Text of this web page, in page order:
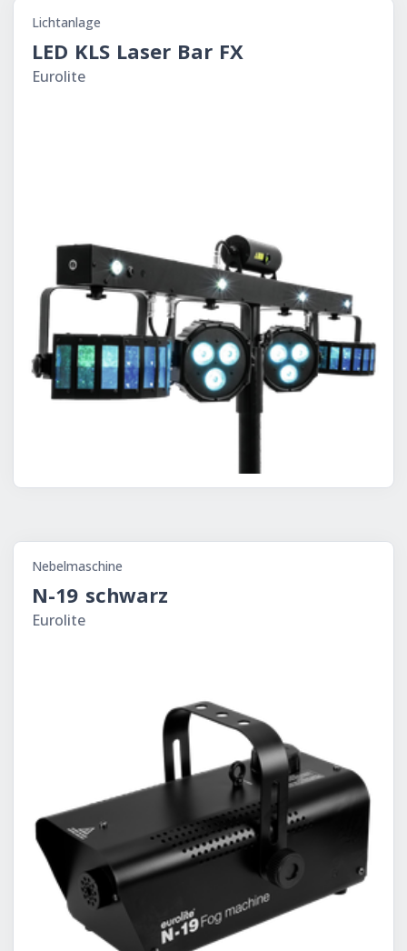
Lichtanlage
LED KLS Laser Bar FX
Eu­ro­li­te
Nebelmaschine
N-19 schwarz
Eu­ro­li­te